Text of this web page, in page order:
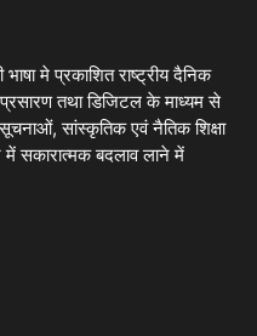
मे प्रकाशित राष्ट्रीय दैनिक
तथा डिजिटल के माध्यम से
सूचनाओं, सांस्कृतिक एवं नैतिक शिक्षा
सकारात्मक बदलाव लाने में